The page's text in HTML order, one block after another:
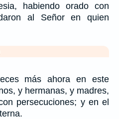
habiendo orado con
al Señor en quien
más ahora en este
y hermanas, y madres,
persecuciones; y en el